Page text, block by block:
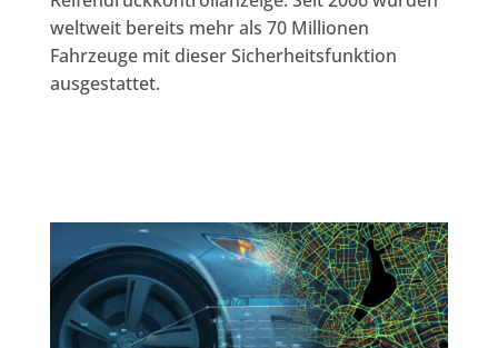
weltweit bereits mehr als 70 Millionen
Fahrzeuge mit dieser Sicherheitsfunktion
ausgestattet.